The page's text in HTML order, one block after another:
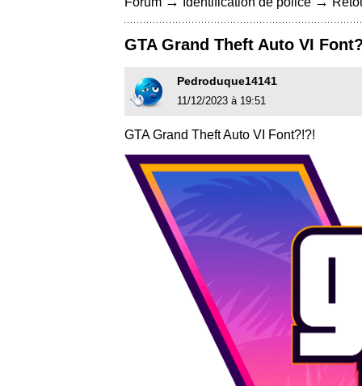
GTA Grand Theft Auto VI
Pedroduque14141
11/12/2023 à 19:51
GTA Grand Theft Auto VI Font?!?!